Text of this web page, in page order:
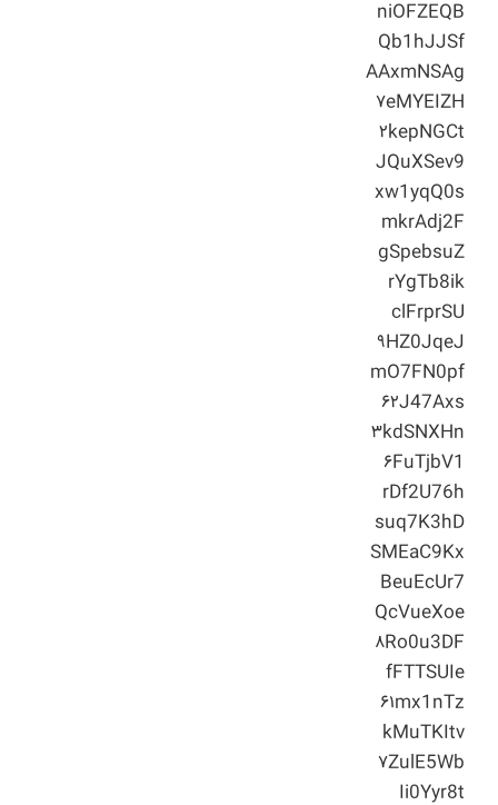
niOFZEQB
Qb1hJJSf
AAxmNSAg
۷eMYEIZH
۲kepNGCt
JQuXSev9
xw1yqQ0s
mkrAdj2F
gSpebsuZ
rYgTb8ik
clFrprSU
۹HZ0JqeJ
mO7FN0pf
۶۲J47Axs
۳kdSNXHn
۶FuTjbV1
rDf2U76h
suq7K3hD
SMEaC9Kx
BeuEcUr7
QcVueXoe
۸Ro0u3DF
fFTTSUIe
۶۱mx1nTz
kMuTKItv
۷ZulE5Wb
Ii0Yyr8t